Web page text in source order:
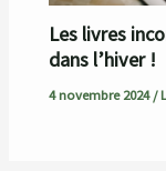
Les livres
dans l’hiver !
4 novembre 2024/